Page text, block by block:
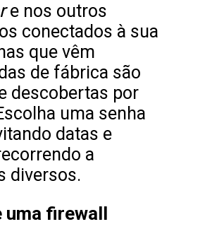
e nos outros
conectados à sua
que vêm
de fábrica são
descobertas por
uma senha
datas e
a
diversos.
uma firewall